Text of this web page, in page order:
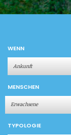
WENN
MENSCHEN
Erwachsene
TYPOLOGIE